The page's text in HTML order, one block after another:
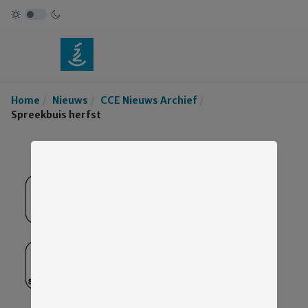
Home Nieuws
CCE Nieuws Archief
Spreekbuis herfst